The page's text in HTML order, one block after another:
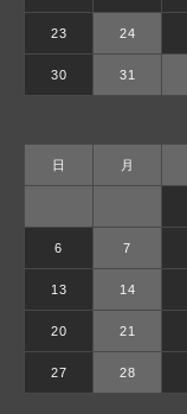
23 24
30 31
日 月
6 7
13 14
20 21
27 28